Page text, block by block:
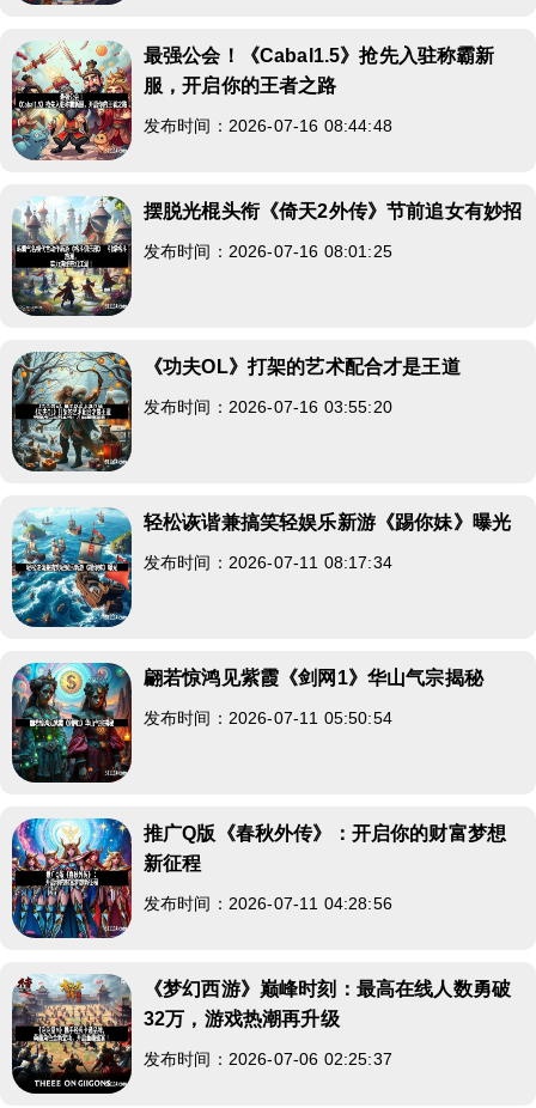
最强公会！《Cabal1.5》抢先入驻称霸新
服，开启你的王者之路
发布时间：2026-07-16 08:44:48
摆脱光棍头衔《倚天2外传》节前追女有妙招
发布时间：2026-07-16 08:01:25
《功夫OL》打架的艺术配合才是王道
发布时间：2026-07-16 03:55:20
轻松诙谐兼搞笑轻娱乐新游《踢你妹》曝光
发布时间：2026-07-11 08:17:34
翩若惊鸿见紫霞《剑网1》华山气宗揭秘
发布时间：2026-07-11 05:50:54
推广Q版《春秋外传》：开启你的财富梦想
新征程
发布时间：2026-07-11 04:28:56
《梦幻西游》巅峰时刻：最高在线人数勇破
32万，游戏热潮再升级
发布时间：2026-07-06 02:25:37